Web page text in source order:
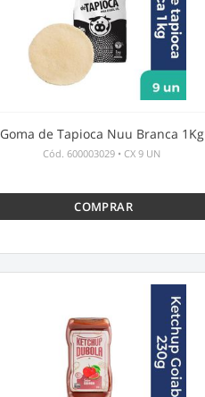
Goma de Tapioca Nuu Branca 1Kg
Cód.600003029 •CX 9 UN
COMPRAR